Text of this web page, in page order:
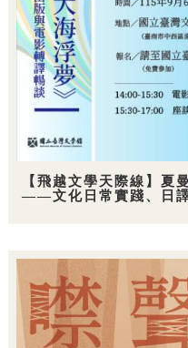
【飛越文學天際線】夏
——文化日常實踐、日